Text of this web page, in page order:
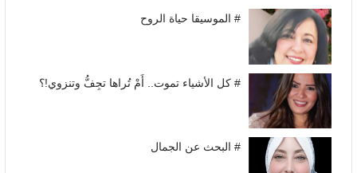
# الموسيقا حياة الروح
# كل الأشياء تموت.. أَمْ تُراها تجِفُّ وتنزوي!؟
# البحث عن الجمال